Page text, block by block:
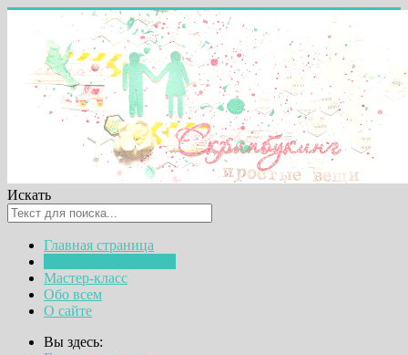
Искать
Главная страница
Мастер-класс
Обо всем
О сайте
Вы здесь: